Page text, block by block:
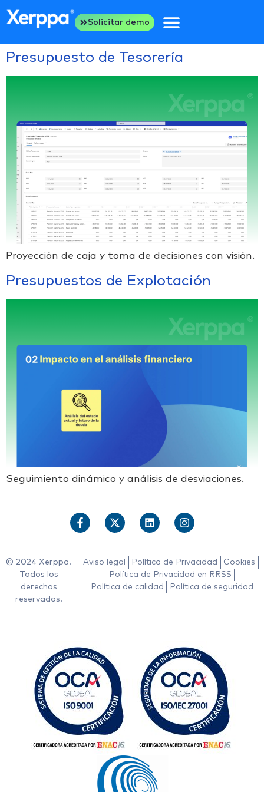
Solicitar demo
Presupuesto de Tesorería
Proyección de caja y toma de decisiones con visión.
Presupuestos de Explotación
Seguimiento dinámico y análisis de desviaciones.
© 2024 Xerppa.
Todos los
derechos
reservados.
Aviso legal Política de Privacidad
Cookies
Política de Privacidad en RRSS
Política de calidad
Política de seguridad